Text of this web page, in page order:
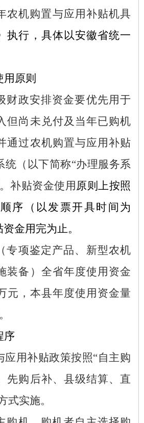
农机购置与应用补贴机具
执行，具体以安徽省统一
原则
财政安排资金要优先用于
但尚未兑付及当年已购机
通过农机购置与应用补贴
统（以下简称“办理服务系
补贴资金使用 原则上按照
序（以发票开具时间为
金用完为止。
专项鉴定产品、新型农机
装备）全省年度使用资金
元，本县年度使用资金量
序
应用补贴政策按照“自主购
先购后补、县级结算、直
式实施。